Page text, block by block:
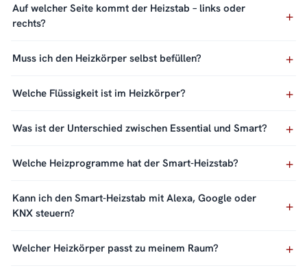
Auf welcher Seite kommt der Heizstab – links oder
rechts?
Muss ich den Heizkörper selbst befüllen?
Welche Flüssigkeit ist im Heizkörper?
Was ist der Unterschied zwischen Essential und Smart?
Welche Heizprogramme hat der Smart-Heizstab?
Kann ich den Smart-Heizstab mit Alexa, Google oder
KNX steuern?
Welcher Heizkörper passt zu meinem Raum?